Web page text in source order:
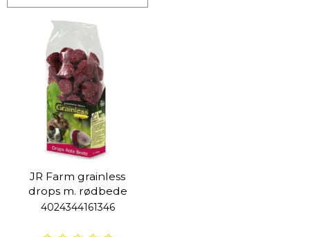
JR Farm grainless
drops m. rødbede
4024344161346